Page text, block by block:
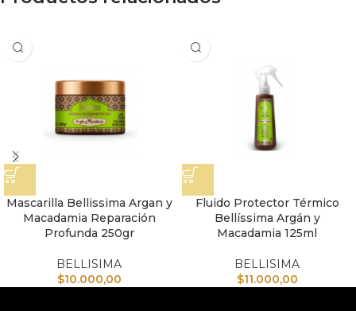
Mascarilla Bellissima Argan y
Macadamia Reparación
Profunda 250gr
BELLISIMA
$10.000,00
Fluido Protector Térmico
Bellíssima Argán y
Macadamia 125ml
BELLISIMA
$11.000,00